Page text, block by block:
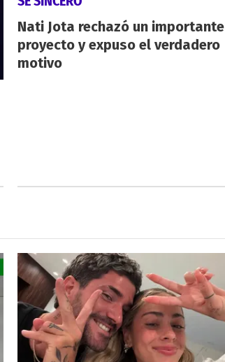
Nati Jota rechazó un importante
proyecto y expuso el verdadero
motivo